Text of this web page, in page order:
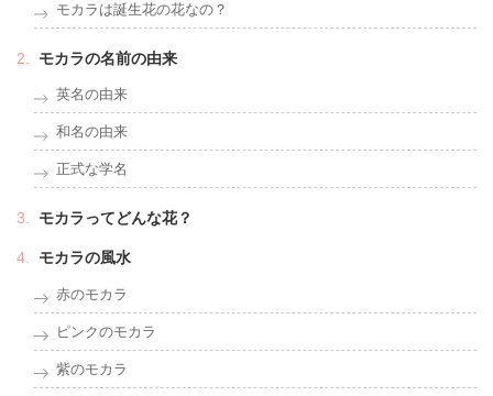
モカラは誕生花の花なの？
モカラの名前の由来
英名の由来
和名の由来
正式な学名
モカラってどんな花？
モカラの風水
赤のモカラ
ピンクのモカラ
紫のモカラ